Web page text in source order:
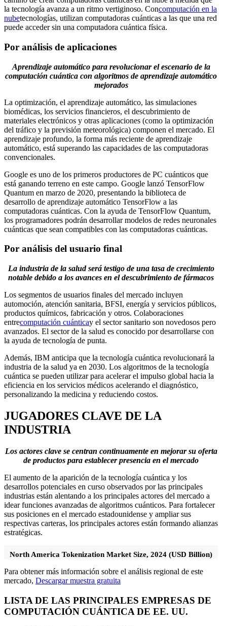
la tecnología avanza a un ritmo vertiginoso. Concomputación en la
nubetecnologías, utilizan computadoras cuánticas a las que una red
puede acceder sin una computadora cuántica física.
Por análisis de aplicaciones
Aprendizaje automático para revolucionar el escenario de la
computación cuántica con algoritmos de aprendizaje automático
mejorados
La optimización, el aprendizaje automático, las simulaciones
biomédicas, los servicios financieros, el descubrimiento de
materiales electrónicos y otras aplicaciones (como la optimización
del tráfico y la previsión meteorológica) componen el mercado. El
aprendizaje profundo, la forma más reciente de aprendizaje
automático, está superando las capacidades de las computadoras
convencionales.
Google es uno de los primeros productores de PC cuánticos que
está ganando terreno en este campo. Google lanzó TensorFlow
Quantum en marzo de 2020, presentando la biblioteca de
desarrollo de aprendizaje automático TensorFlow a las
computadoras cuánticas. Con la ayuda de TensorFlow Quantum,
los programadores podrán desarrollar modelos de redes neuronales
cuánticas que sean compatibles con las computadoras cuánticas.
Por análisis del usuario final
La industria de la salud será testigo de una tasa de crecimiento
notable debido a los avances en el descubrimiento de fármacos
Los segmentos de usuarios finales del mercado incluyen
automoción, atención sanitaria, BFSI, energía y servicios públicos,
productos químicos, fabricación y otros. Colaboraciones
entrecomputación cuánticay el sector sanitario son novedosos pero
avanzados. El sector de la salud es conocido por desarrollarse con
la ayuda de tecnología de punta.
Además, IBM anticipa que la tecnología cuántica revolucionará la
industria de la salud ya en 2030. Los algoritmos de la tecnología
cuántica se pueden utilizar para acelerar el impulso global hacia la
eficiencia en los servicios médicos acelerando el diagnóstico,
personalizando la medicina y reduciendo costos.
JUGADORES CLAVE DE LA
INDUSTRIA
Los actores clave se centran continuamente en mejorar su oferta
de productos para establecer presencia en el mercado
El aumento de la aparición de la tecnología cuántica y los
desarrollos potenciales en curso observados por las principales
industrias están alentando a los principales actores del mercado a
idear funciones avanzadas de algoritmos cuánticos. Para fortalecer
sus posiciones en el mercado estadounidense y ampliar sus
respectivas carteras, los principales actores están formando alianzas
estratégicas.
North America Tokenization Market Size, 2024 (USD Billion)
Para obtener más información sobre el análisis regional de este
mercado, Descargar muestra gratuita
LISTA DE LAS PRINCIPALES EMPRESAS DE
COMPUTACIÓN CUÁNTICA DE EE. UU.